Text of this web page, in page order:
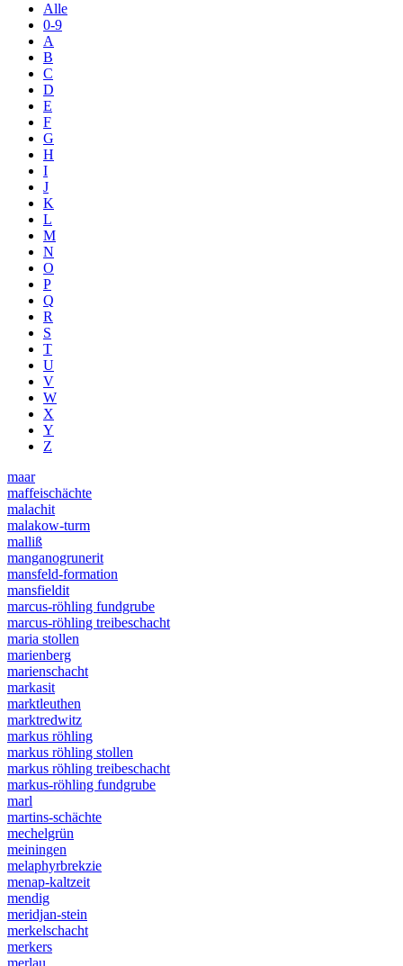
Alle
0-9
A
B
C
D
E
F
G
H
I
J
K
L
M
N
O
P
Q
R
S
T
U
V
W
X
Y
Z
maar
maffeischächte
malachit
malakow-turm
malliß
manganogrunerit
mansfeld-formation
mansfieldit
marcus-röhling fundgrube
marcus-röhling treibeschacht
maria stollen
marienberg
marienschacht
markasit
marktleuthen
marktredwitz
markus röhling
markus röhling stollen
markus röhling treibeschacht
markus-röhling fundgrube
marl
martins-schächte
mechelgrün
meiningen
melaphyrbrekzie
menap-kaltzeit
mendig
meridjan-stein
merkelschacht
merkers